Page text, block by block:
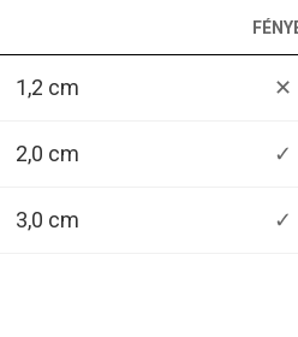
1,2 cm ✕
2,0 cm ✓
3,0 cm ✓